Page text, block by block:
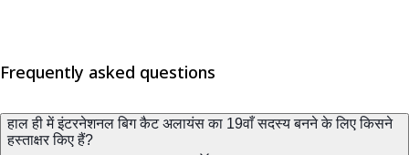
Frequently asked questions
हाल ही में इंटरनेशनल बिग कैट अलायंस का 19वाँ सदस्य बनने के लिए किसने
हस्ताक्षर किए हैं?